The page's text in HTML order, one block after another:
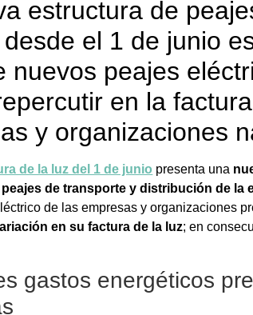
estructura de
el 1 de junio
nuevos peajes
en la
y organizaciones
de la luz del 1 de junio presenta una
de transporte y distribución de la
de las empresas y organizaciones
en su factura de la luz; en
gastos energéticos